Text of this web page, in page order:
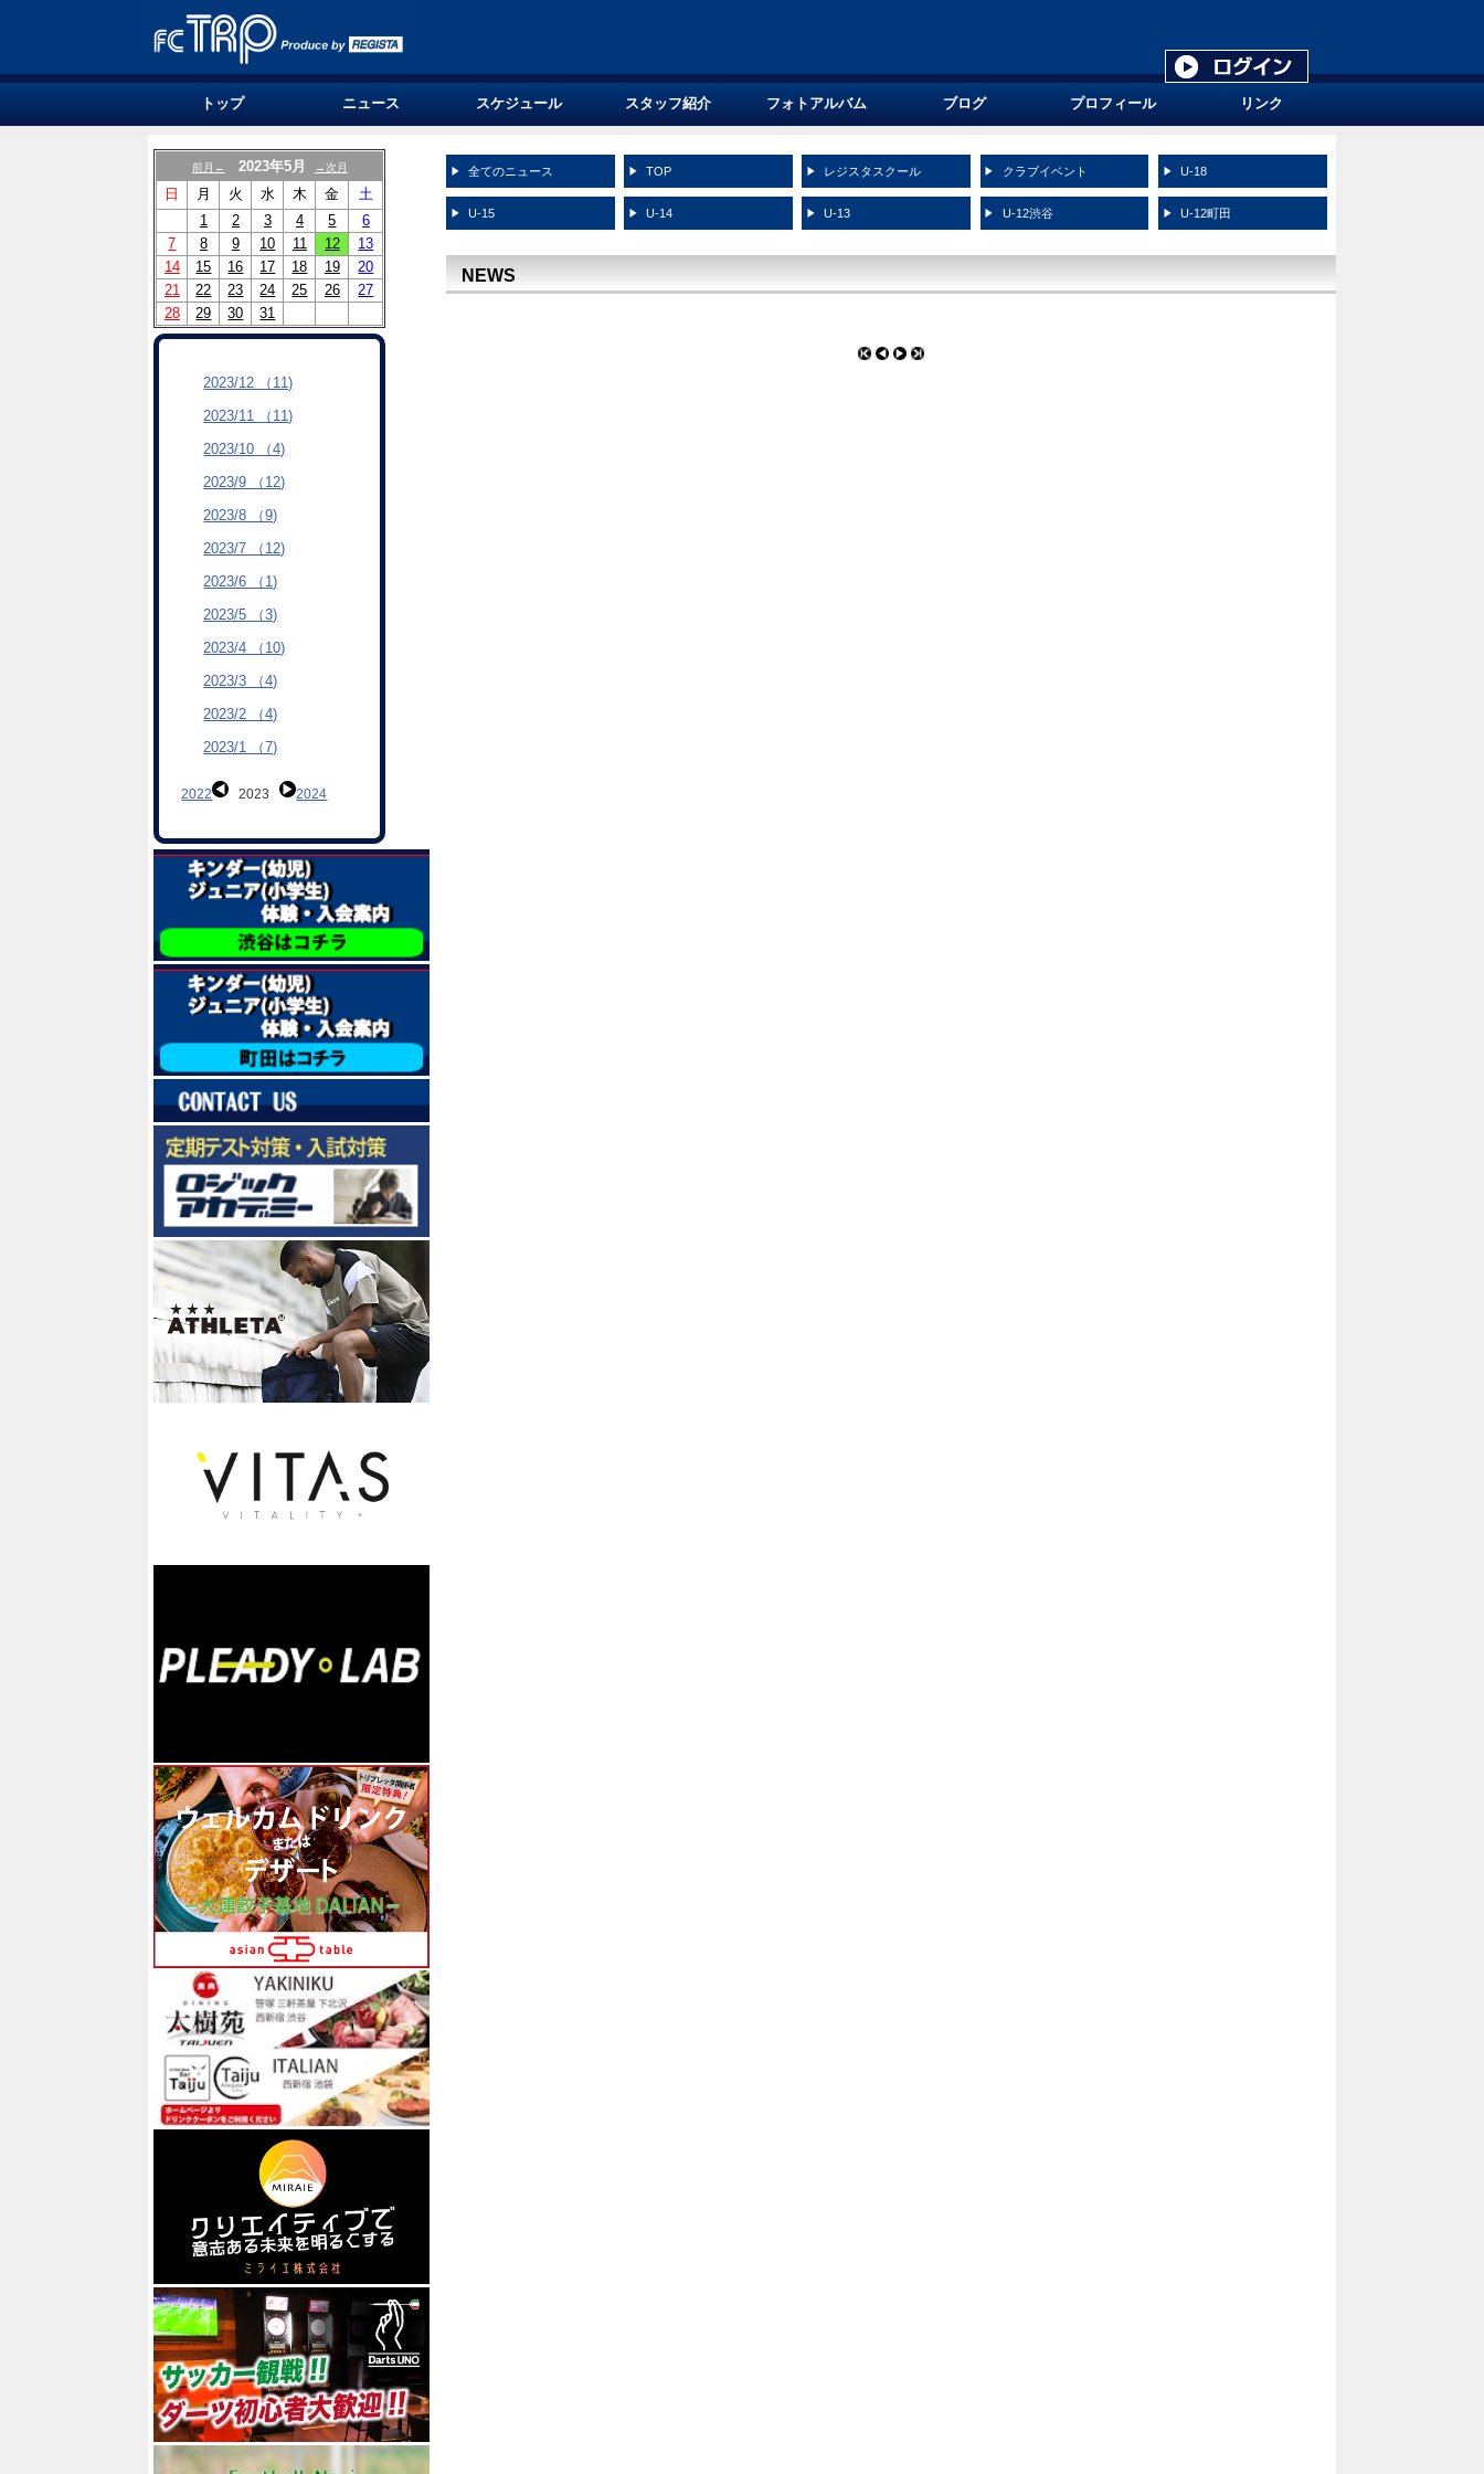
トップ ニュース スケジュール スタッフ紹介 フォトアルバム ブログ プロフィール リンク
全てのニュース TOP レジスタスクール クラブイベント U-18
U-15 U-14 U-13 U-12渋谷 U-12町田
NEWS
前月← 2023年5月 →次月
日 月 火 水 木 金
土
1
2 3 4 5
6
7
8 9 10 11 12
13
14
15 16 17 18 19
20
21
22 23 24 25 26
27
28
29 30 31
2023/12 （11)
2023/11 （11)
2023/10 （4)
2023/9 （12)
2023/8 （9)
2023/7 （12)
2023/6 （1)
2023/5 （3)
2023/4 （10)
2023/3 （4)
2023/2 （4)
2023/1 （7)
2022 2023 2024